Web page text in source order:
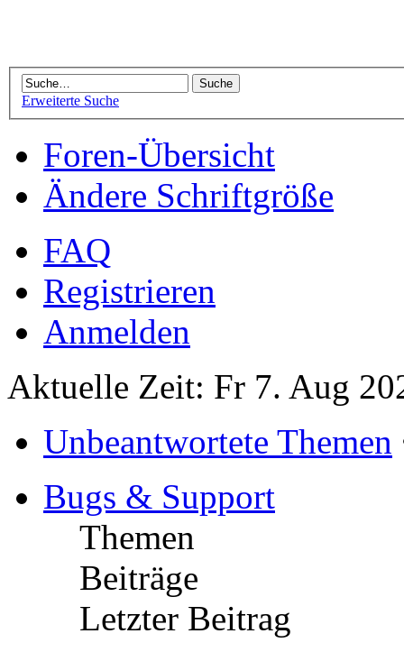
Erweiterte Suche
Foren-Übersicht
Ändere Schriftgröße
FAQ
Registrieren
Anmelden
Aktuelle Zeit: Fr 7. Aug
Unbeantwortete Themen
Bugs & Support
Themen
Beiträge
Letzter Beitrag